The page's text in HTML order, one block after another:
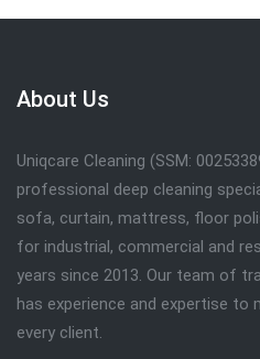
About Us
Uniqcare Cleaning (SSM:
professional deep cleaning
sofa, curtain, mattress, floor
for industrial, commercial and
years since 2013. Our team of
has experience and expertise to
every client.